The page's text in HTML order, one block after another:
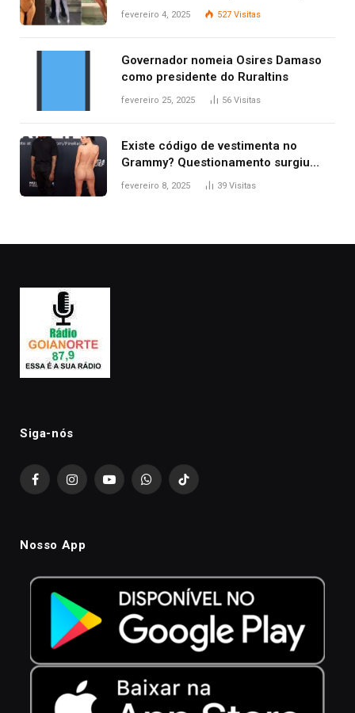
West que apareceu nua no Grammy
fevereiro 4, 2025 527 Visitas
Governador nomeia Osires Damaso
como presidente do Ruraltins
fevereiro 25, 2025 56 Visitas
Existe código de vestimenta no
Grammy? Questionamento surgiu
após Bianca Censori, mulher de
fevereiro 8, 2025 39 Visitas
Siga-nós
FacebookInstagramYouTubeWhatsAppTikTok
Nosso App